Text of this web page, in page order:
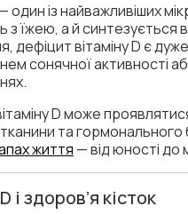
один із найважливіших
з їжею, а й синтезується
дефіцит вітаміну D є
сонячної активності
D може
тканини та
життя — від юності до
і здоров’я кісток